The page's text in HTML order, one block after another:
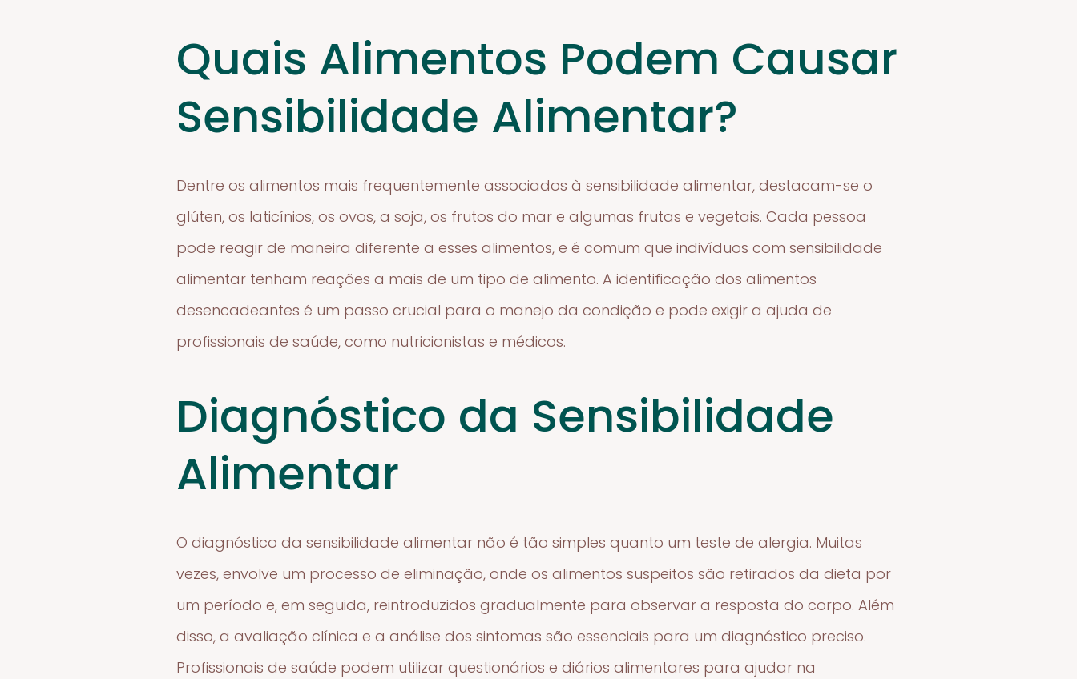
Quais Alimentos Podem Causar
Sensibilidade Alimentar?
Dentre os alimentos mais frequentemente associados à sensibilidade alimentar, destacam-se o
glúten, os laticínios, os ovos, a soja, os frutos do mar e algumas frutas e vegetais. Cada pessoa
pode reagir de maneira diferente a esses alimentos, e é comum que indivíduos com sensibilidade
alimentar tenham reações a mais de um tipo de alimento. A identificação dos alimentos
desencadeantes é um passo crucial para o manejo da condição e pode exigir a ajuda de
profissionais de saúde, como nutricionistas e médicos.
Diagnóstico da Sensibilidade
Alimentar
O diagnóstico da sensibilidade alimentar não é tão simples quanto um teste de alergia. Muitas
vezes, envolve um processo de eliminação, onde os alimentos suspeitos são retirados da dieta por
um período e, em seguida, reintroduzidos gradualmente para observar a resposta do corpo. Além
disso, a avaliação clínica e a análise dos sintomas são essenciais para um diagnóstico preciso.
Profissionais de saúde podem utilizar questionários e diários alimentares para ajudar na